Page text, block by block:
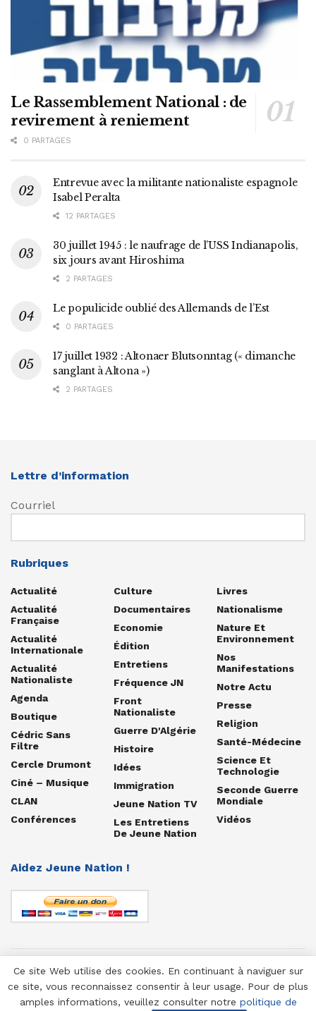
Le Rassemblement National : de
revirement à reniement
0 PARTAGES
Entrevue avec la militante nationaliste espagnole
Isabel Peralta
12 PARTAGES
30 juillet 1945 : le naufrage de l’USS Indianapolis,
six jours avant Hiroshima
2 PARTAGES
Le populicide oublié des Allemands de l’Est
0 PARTAGES
17 juillet 1932 : Altonaer Blutsonntag (« dimanche
sanglant à Altona »)
2 PARTAGES
Lettre d’information
Courriel
Rubriques
Actualité
Actualité
Française
Actualité
Internationale
Actualité
Nationaliste
Agenda
Boutique
Cédric Sans
Filtre
Cercle Drumont
Ciné – Musique
CLAN
Conférences
Culture
Documentaires
Economie
Édition
Entretiens
Fréquence JN
Front
Nationaliste
Guerre D'Algérie
Histoire
Idées
Immigration
Jeune Nation TV
Les Entretiens
De Jeune Nation
Livres
Nationalisme
Nature Et
Environnement
Nos
Manifestations
Notre Actu
Presse
Religion
Santé-Médecine
Science Et
Technologie
Seconde Guerre
Mondiale
Vidéos
Aidez Jeune Nation !
© 1958-2025 Jeune Nation
Ce site Web utilise des cookies. En continuant à naviguer sur
ce site, vous reconnaissez consentir à leur usage. Pour de plus
amples informations, veuillez consulter notre politique de